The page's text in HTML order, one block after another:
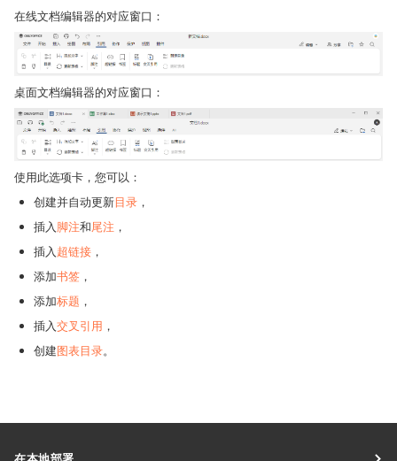
在线文档编辑器的对应窗口：
桌面文档编辑器的对应窗口：
使用此选项卡，您可以：
创建并自动更新目录 ，
插入脚注和尾注 ，
插入超链接 ，
添加书签 ，
添加标题 ，
插入交叉引用 ，
创建图表目录。